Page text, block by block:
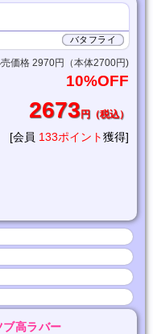
バタフライ
価格 2970円（本体2700円)
10%OFF
2673円（税込）
[会員 133ポイント獲得]
高ラバー